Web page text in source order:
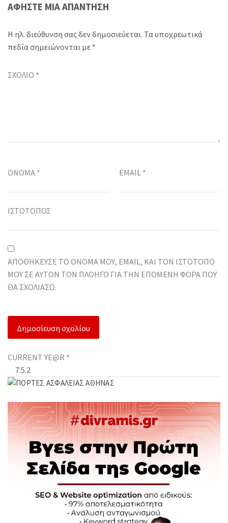
ΑΦΉΣΤΕ ΜΙΑ ΑΠΆΝΤΗΣΗ
Η ηλ. διεύθυνση σας δεν δημοσιεύεται. Τα υποχρεωτικά
πεδία σημειώνονται με *
ΣΧΌΛΙΟ *
ΌΝΟΜΑ * EMAIL *
ΙΣΤΌΤΟΠΟΣ
ΑΠΟΘΉΚΕΥΣΕ ΤΟ ΌΝΟΜΆ ΜΟΥ, EMAIL, ΚΑΙ ΤΟΝ ΙΣΤΌΤΟΠΟ
ΜΟΥ ΣΕ ΑΥΤΌΝ ΤΟΝ ΠΛΟΗΓΌ ΓΙΑ ΤΗΝ ΕΠΌΜΕΝΗ ΦΟΡΆ ΠΟΥ
ΘΑ ΣΧΟΛΙΆΣΩ.
CURRENT YE@R *